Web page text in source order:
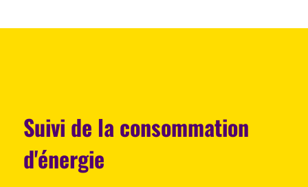
Suivi de la consommation
d'énergie